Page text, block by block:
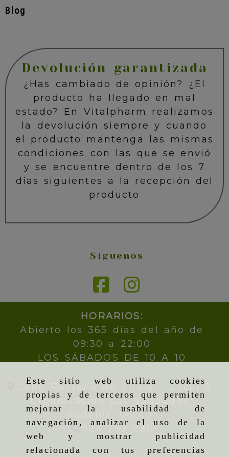
Este sitio web utiliza cookies
propias y de terceros que permiten
mejorar la usabilidad de
navegación, analizar el uso de la
web y mostrar publicidad
relacionada con tus preferencias
Blog
Devolución garantizada
¿Has cambiado de opinión? ¿El
producto ha llegado en mal
estado? En Vitalpharm realizamos
la devolución siempre y cuando
el producto mantenga las mismas
condiciones con las que se envió
y se encuentre dentro de los 7
días siguientes a la recepción del
producto
Síguenos
HORARIOS:
Abierto los 365 días del año de
09:30 a 22:00
LOS SÁBADOS DE 10 A 10
Calle Pantano de Cijara – Local 9
- Urbanización Las Vaguadas -
Badajoz,
06010
924 267 230